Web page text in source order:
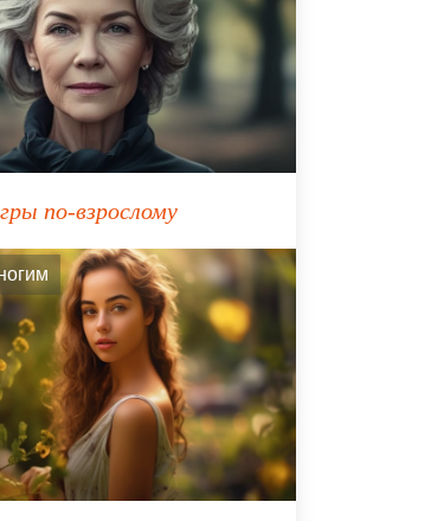
по-взрослому